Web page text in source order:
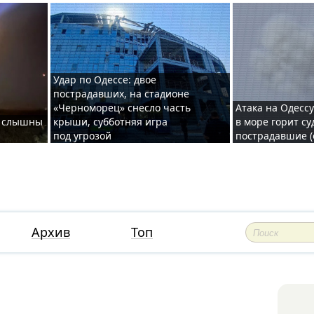
слышны
Удар по Одессе: двое
пострадавших, на стадионе
«Черноморец» снесло часть
крыши, субботняя игра
под угрозой
Атака на
в море горит
пострадавшие
Архив Топ